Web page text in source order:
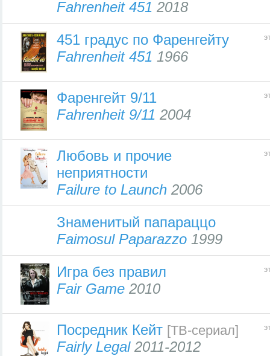
Fahrenheit 451 2018
451 градус по Фаренгейту
Fahrenheit 451 1966
Фаренгейт 9/11
Fahrenheit 9/11 2004
Любовь и прочие
неприятности
Failure to Launch 2006
Знаменитый папараццо
Faimosul Paparazzo 1999
Игра без правил
Fair Game 2010
Посредник Кейт [ТВ-сериал]
Fairly Legal2011-2012